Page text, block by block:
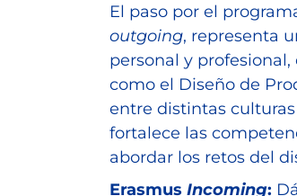
El paso por el
outgoing, representa
personal y
como el Diseño de
entre distintas
fortalece las
abordar los retos del
Erasmus Incoming: